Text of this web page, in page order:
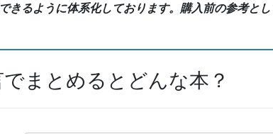
きるように体系化しております。購入前の参考とし
でまとめるとどんな本？